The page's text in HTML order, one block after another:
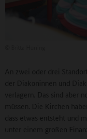
An zwei oder drei
der Diakoninnen und
verlagern. Das sind aber
müssen. Die Kirchen
dass etwas entsteht und
unter einem großen